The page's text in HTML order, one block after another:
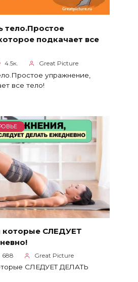
тело.Простое
подкачает все
4.5к. Great Picture
упражнение,
все тело!
которые СЛЕДУЕТ
688 Great Picture
СЛЕДУЕТ ДЕЛАТЬ